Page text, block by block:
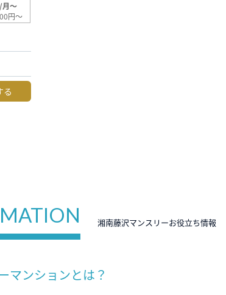
月～
円～
る
湘南藤沢マンスリーお役立ち情報
マンションとは？